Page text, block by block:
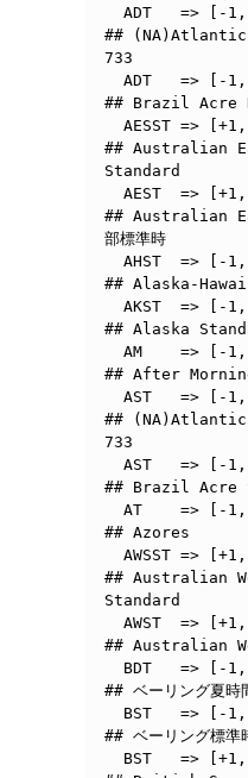
ADT	=> [-1,
##
733
ADT   => [-
## Brazil Acre
AESST =>
## Australian
Standard
AEST  =>
## Australian
部標準時
AHST	=> [-1,
## Alaska-
AKST  => [-
## Alaska
AM	=> [-1,
## After
AST	=> [-1,
## (NA)Atlantic
733
AST   => [-
## Brazil Acre
AT	=> [-1,
## Azores
AWSST	=>
## Australian
Standard
AWST	=> [+1,
## Australian
BDT	=> [-1,
## ベーリン
BST	=> [-1,
## ベーリン
BST	=> [+1,